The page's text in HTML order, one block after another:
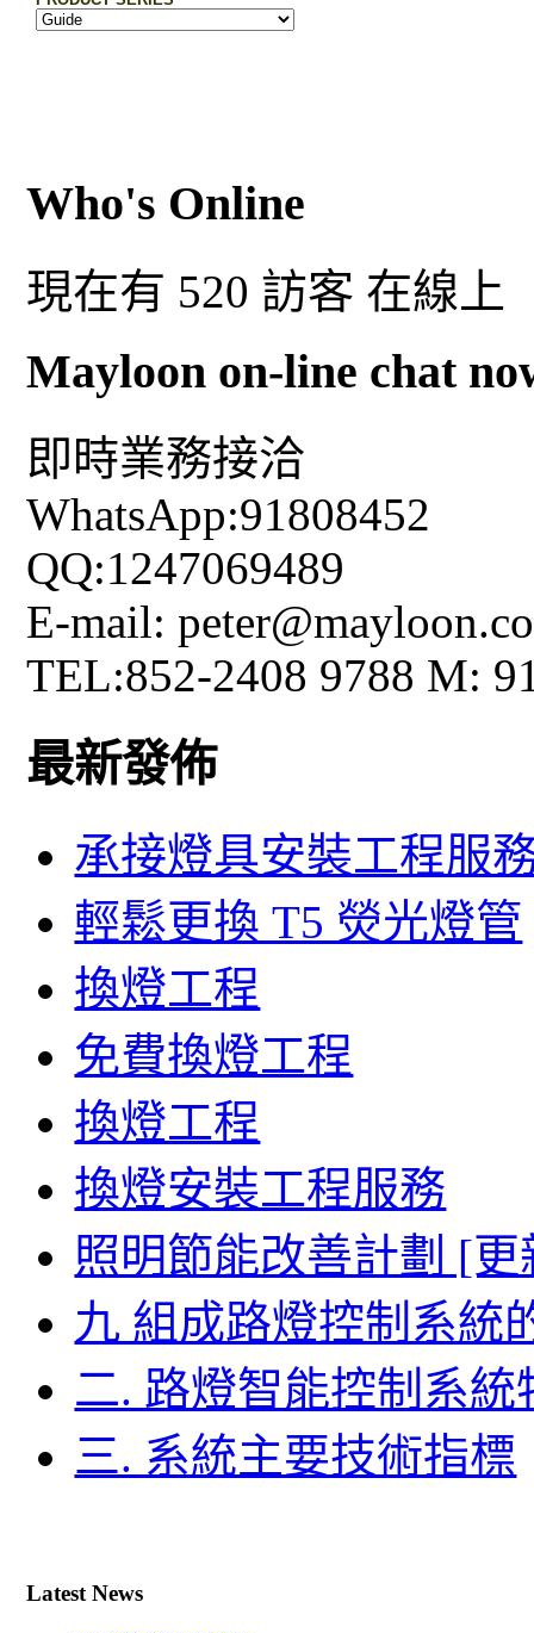
Who's Online
現在有 520 訪客 在線上
Mayloon on-line chat
即時業務接洽
WhatsApp:91808452
QQ:1247069489
E-mail:
TEL:852-2408 9788 M:
最新發佈
承接燈具安裝工程服
輕鬆更換 T5 熒光燈管
換燈工程
免費換燈工程
換燈工程
換燈安裝工程服務
照明節能改善計劃 [
九 組成路燈控制系統
二. 路燈智能控制系統
三. 系統主要技術指標
Latest News